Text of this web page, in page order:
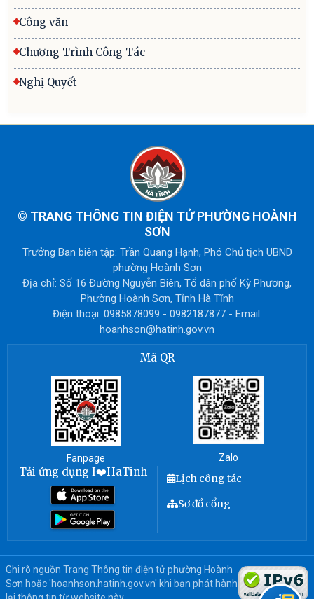
Công văn
Chương Trình Công Tác
Nghị Quyết
© TRANG THÔNG TIN ĐIỆN TỬ PHƯỜNG HOÀNH
SƠN
Trưởng Ban biên tập: Trần Quang Hạnh, Phó Chủ tịch UBND
phường Hoành Sơn
Địa chỉ: Số 16 Đường Nguyễn Biên, Tổ dân phố Kỳ Phương,
Phường Hoành Sơn, Tỉnh Hà Tĩnh
Điện thoại: 0985878099 - 0982187877 - Email:
hoanhson@hatinh.gov.vn
Mã QR
Fanpage Zalo
Tải ứng dụng I❤️HaTinh
Lịch công tác
Sơ đồ cổng
Ghi rõ nguồn Trang Thông tin điện tử phường Hoành
Sơn hoặc 'hoanhson.hatinh.gov.vn' khi bạn phát hành